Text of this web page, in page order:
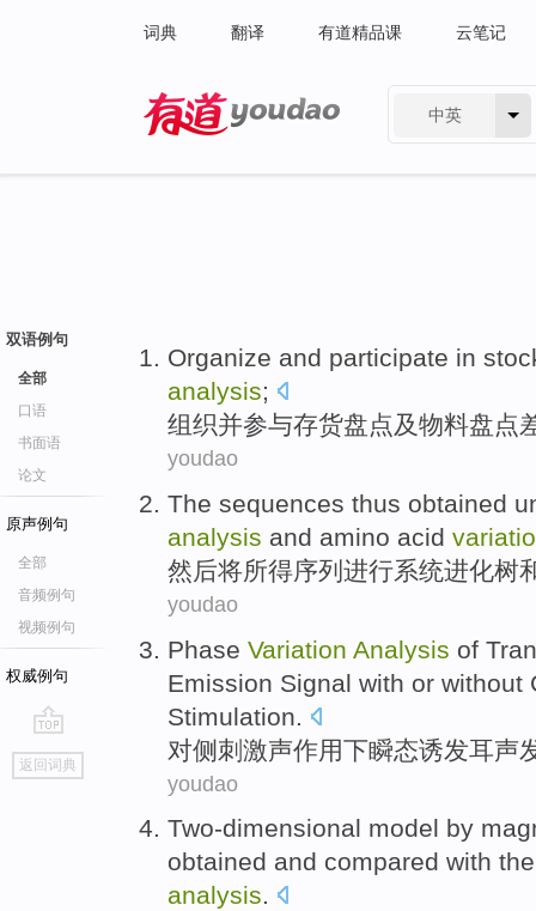
词典 翻译 有道精品课 云笔记
中英
双语例句
全部
口语
书面语
论文
原声例句
全部
音频例句
视频例句
权威例句
go
top
返回词典
Organize and participate in
analysis;
组织并参与存货盘点及物料盘点
youdao
The sequences thus obtained
analysis and amino acid
然后将所得序列 进行系统进化树
youdao
Phase Variation Analysis of
Emission Signal with or without
Stimulation
对侧 刺激声作用下瞬态诱发耳声
youdao
Two-dimensional model by
obtained and compared with the
analysis.